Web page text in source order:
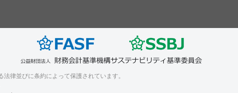
律並びに条約によって保護されています。